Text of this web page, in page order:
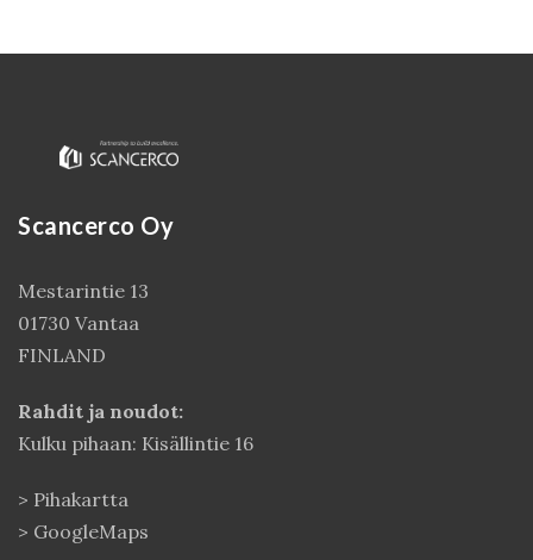
Scancerco Oy
Mestarintie 13
01730 Vantaa
FINLAND
Rahdit ja noudot:
Kulku pihaan: Kisällintie 16
> Pihakartta
> GoogleMaps